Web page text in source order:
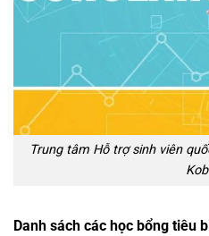
Trung tâm Hỗ trợ sinh viên
Danh sách các học bổng tiêu